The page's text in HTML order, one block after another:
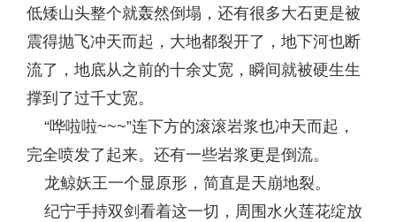
低矮山头整个就轰然倒塌，还有很多大石更是被
震得抛飞冲天而起，大地都裂开了，地下河也断
流了，地底从之前的十余丈宽，瞬间就被硬生生
撑到了过千丈宽。
“哗啦啦~~~”连下方的滚滚岩浆也冲天而起，
完全喷发了起来。还有一些岩浆更是倒流。
龙鲸妖王一个显原形，简直是天崩地裂。
纪宁手持双剑看着这一切，周围水火莲花绽放